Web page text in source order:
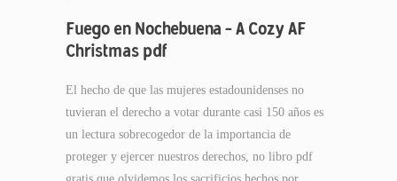
Fuego en Nochebuena – A Cozy AF
Christmas pdf
El hecho de que las mujeres estadounidenses no
tuvieran el derecho a votar durante casi 150 años es
un lectura sobrecogedor de la importancia de
proteger y ejercer nuestros derechos, no libro pdf